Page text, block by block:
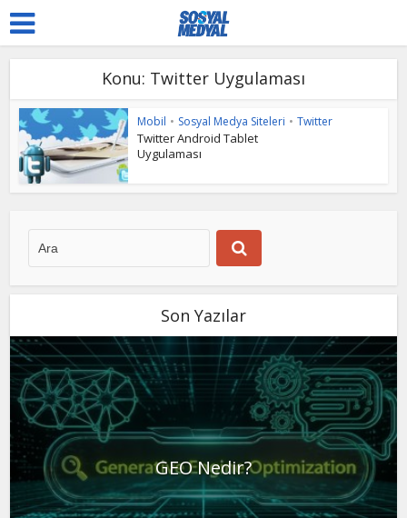
Konu: Twitter Uygulaması
Mobil • Sosyal Medya Siteleri • Twitter
Twitter Android Tablet
Uygulaması
Son Yazılar
GEO Nedir?